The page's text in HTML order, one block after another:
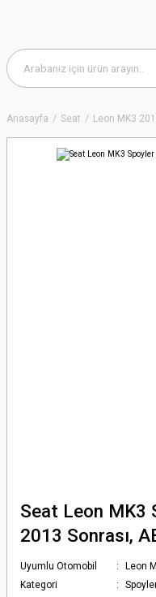
Anasayfa Seat Leon MK3
Seat Leon MK3
2013 Sonrası,
Uyumlu Otomobil
Leon
Kategori